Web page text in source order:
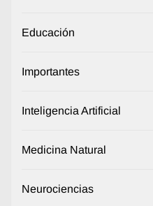
Educación
Importantes
Inteligencia Artificial
Medicina Natural
Neurociencias